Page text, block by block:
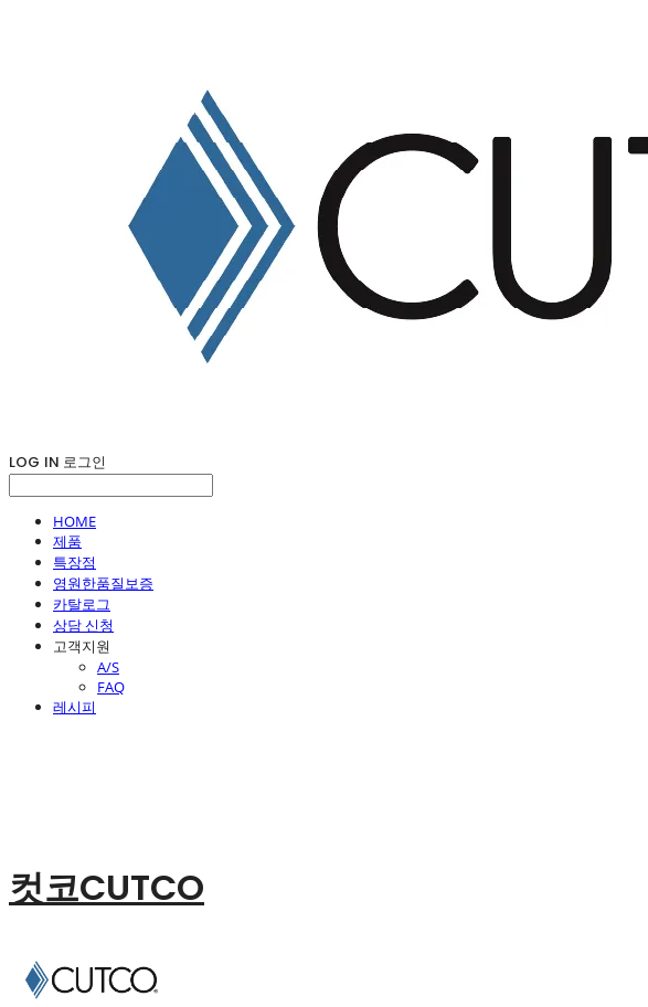
LOG IN 로그인
HOME
제품
특장점
영원한품질보증
카탈로그
상담 신청
고객지원
A/S
FAQ
레시피
컷코CUTCO